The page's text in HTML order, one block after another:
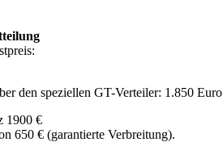
den speziellen GT-Verteiler: 1.850 Euro
1900 €
650 € (garantierte Verbreitung).